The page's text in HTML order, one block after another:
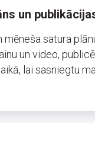
un
satura
un video,
lai sasniegtu